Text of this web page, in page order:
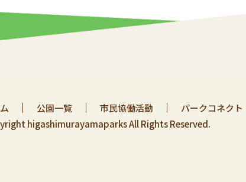
公園一覧 市民協働活動 パークコネクト
higashimurayamaparks All Rights Reserved.